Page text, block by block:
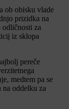
ob obisku vlade
prizidka na
odličnosti za
iz sklopa
pereče
medtem pa se
na oddelku za